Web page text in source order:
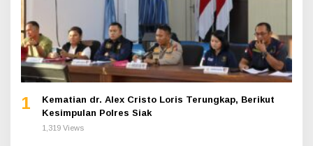
1
Kematian dr. Alex Cristo Loris Terungkap, Berikut
Kesimpulan Polres Siak
1,319 Views